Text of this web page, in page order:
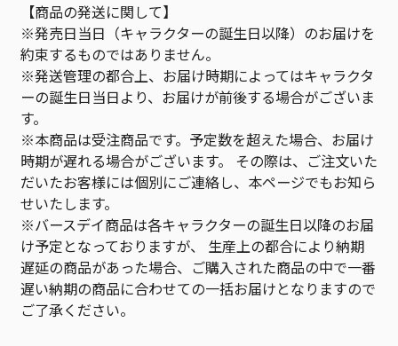
【商品の発送に関して】
※発売日当日（キャラクターの誕生日以降）のお届けを
約束するものではありません。
※発送管理の都合上、お届け時期によってはキャラクタ
ーの誕生日当日より、お届けが前後する場合がございま
す。
※本商品は受注商品です。予定数を超えた場合、お届け
時期が遅れる場合がございます。 その際は、ご注文いた
だいたお客様には個別にご連絡し、本ページでもお知ら
せいたします。
※バースデイ商品は各キャラクターの誕生日以降のお届
け予定となっておりますが、 生産上の都合により納期
遅延の商品があった場合、ご購入された商品の中で一番
遅い納期の商品に合わせての一括お届けとなりますので
ご了承ください。